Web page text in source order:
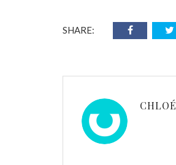
SHARE:
CHLOÉ